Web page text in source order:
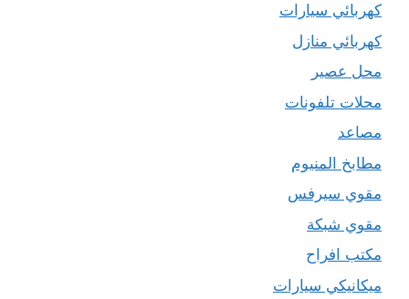
كهربائي سيارات
كهربائي منازل
محل عصير
محلات تلفونات
مصاعد
مطابخ المنيوم
مقوي سيرفس
مقوي شبكة
مكتب افراح
ميكانيكي سيارات